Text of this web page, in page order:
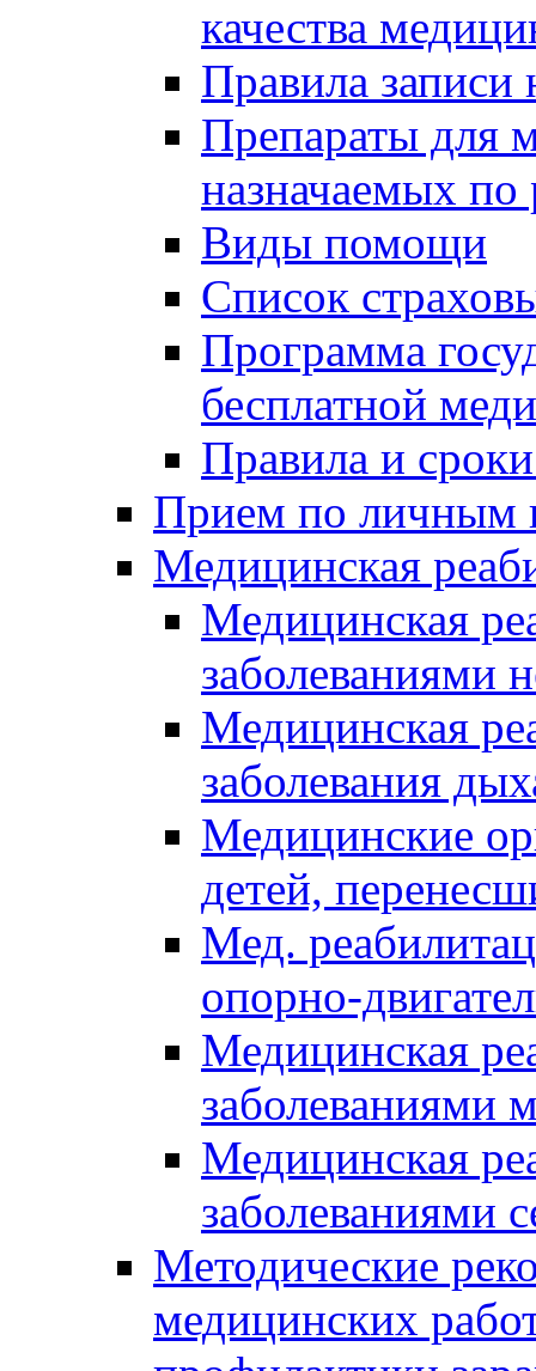
качества
Правила
Препараты для
назначаемых
Виды помощи
Список
Программа
бесплатной
Правила и
Прием по личным
Медицинская
Медицинская
заболеваниями
Медицинская
заболевания
Медицинские
детей,
Мед.
опорно-
Медицинская
заболеваниями
Медицинская
заболеваниями
Методические
медицинских